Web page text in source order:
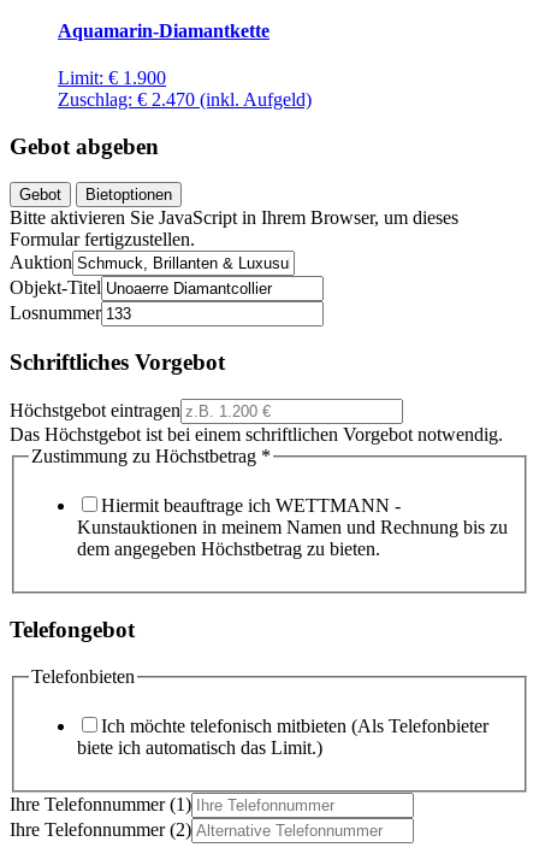
Aquamarin-Diamantkette
Limit: € 1.900
Zuschlag: € 2.470 (inkl. Aufgeld)
Gebot abgeben
Gebot Bietoptionen
Bitte aktivieren Sie JavaScript in Ihrem Browser, um dieses
Formular fertigzustellen.
Auktion
Objekt-Titel
Losnummer
Schriftliches Vorgebot
Höchstgebot eintragen
Das Höchstgebot ist bei einem schriftlichen Vorgebot notwendig.
Zustimmung zu Höchstbetrag *
Hiermit beauftrage ich WETTMANN -
Kunstauktionen in meinem Namen und Rechnung bis zu
dem angegeben Höchstbetrag zu bieten.
Telefongebot
Telefonbieten
Ich möchte telefonisch mitbieten (Als Telefonbieter
biete ich automatisch das Limit.)
Ihre Telefonnummer (1)
Ihre Telefonnummer (2)